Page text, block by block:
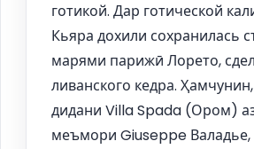
готикой. Дар готической
Кьяра дохили сохранилась
марями парижӣ Лорето,
ливанского кедра.
дидани Villa Spada (Ором)
меъмори Giuseppe